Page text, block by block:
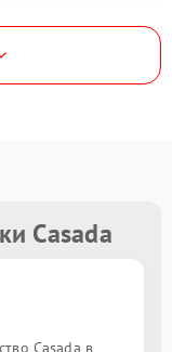
Casada
Casada в